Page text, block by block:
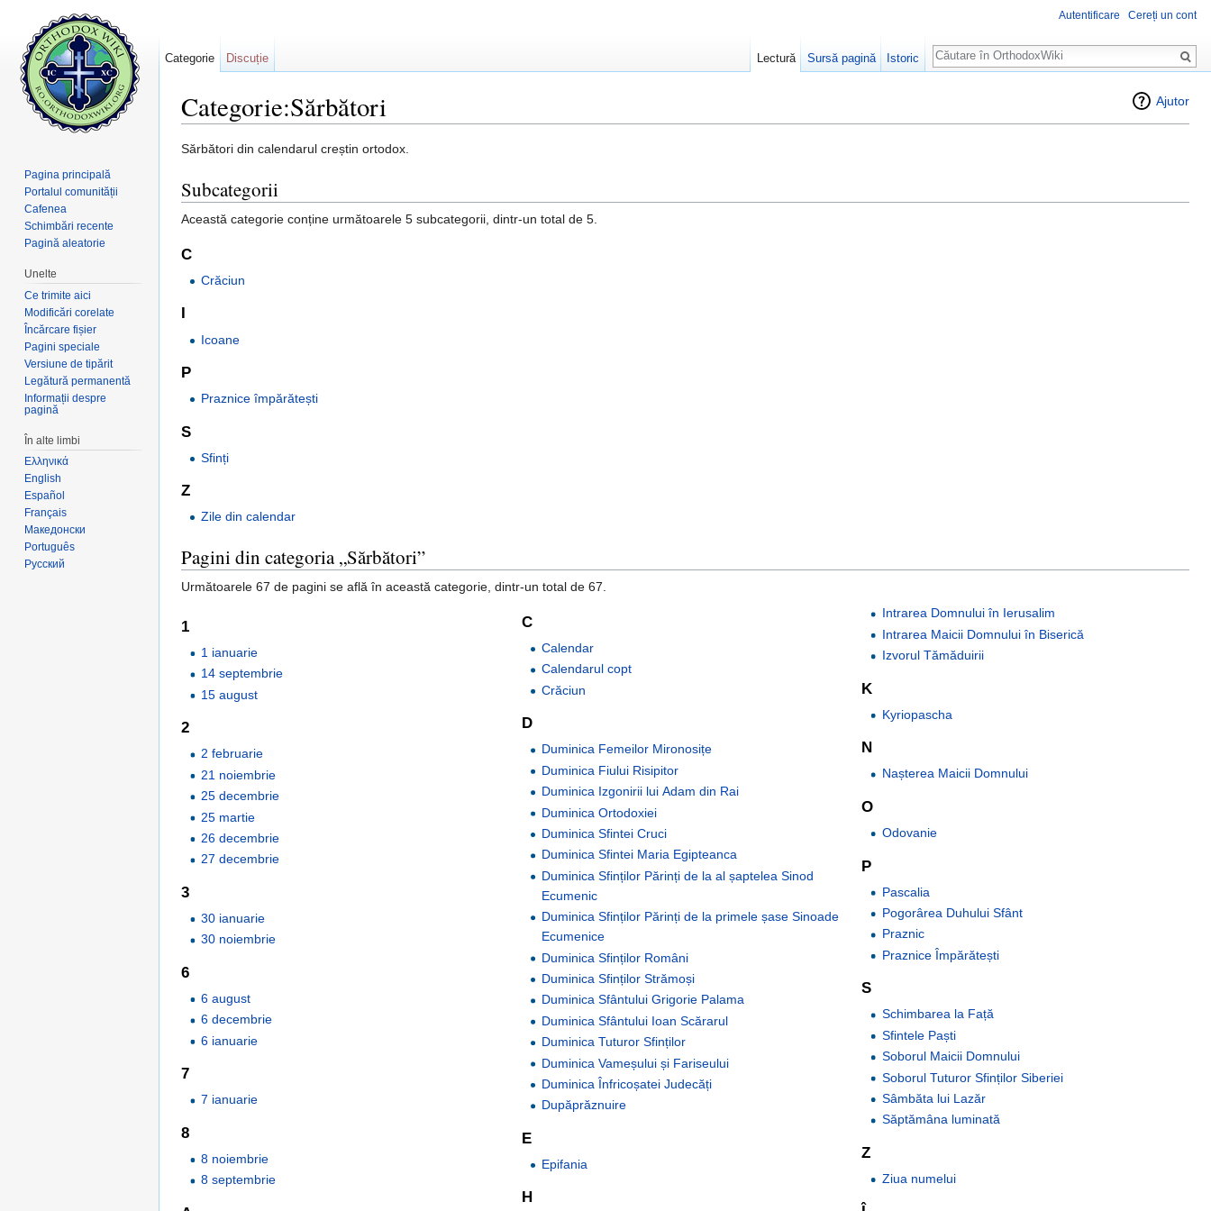
Ajutor
Categorie:Sărbători
Sărbători din calendarul creștin ortodox.
Subcategorii
Această categorie conține următoarele 5 subcategorii, dintr-un total de 5.
C
Crăciun
Icoane
P
Praznice împărătești
S
Sfinți
Z
Zile din calendar
Pagini din categoria „Sărbători”
Următoarele 67 de pagini se află în această categorie, dintr-un total de 67.
1
1 ianuarie
14 septembrie
15 august
2
2 februarie
21 noiembrie
25 decembrie
25 martie
26 decembrie
27 decembrie
3
30 ianuarie
30 noiembrie
6
6 august
6 decembrie
6 ianuarie
7
7 ianuarie
8
8 noiembrie
8 septembrie
C
Calendar
Calendarul copt
Crăciun
D
Duminica Femeilor Mironosițe
Duminica Fiului Risipitor
Duminica Izgonirii lui Adam din Rai
Duminica Ortodoxiei
Duminica Sfintei Cruci
Duminica Sfintei Maria Egipteanca
Duminica Sfinților Părinți de la al șaptelea Sinod
Ecumenic
Duminica Sfinților Părinți de la primele șase Sinoade
Ecumenice
Duminica Sfinților Români
Duminica Sfinților Strămoși
Duminica Sfântului Grigorie Palama
Duminica Sfântului Ioan Scărarul
Duminica Tuturor Sfinților
Duminica Vameșului și Fariseului
Duminica Înfricoșatei Judecăți
Dupăprăznuire
E
Epifania
H
Intrarea Domnului în Ierusalim
Intrarea Maicii Domnului în Biserică
Izvorul Tămăduirii
K
Kyriopascha
N
Nașterea Maicii Domnului
O
Odovanie
P
Pascalia
Pogorârea Duhului Sfânt
Praznic
Praznice Împărătești
S
Schimbarea la Față
Sfintele Paști
Soborul Maicii Domnului
Soborul Tuturor Sfinților Siberiei
Sâmbăta lui Lazăr
Săptămâna luminată
Z
Ziua numelui
Autentificare Cereți un cont
Categorie Discuție Lectură Sursă pagină Istoric
Căutare
Pagina principală
Portalul comunității
Cafenea
Schimbări recente
Pagină aleatorie
Unelte
Ce trimite aici
Modificări corelate
Încărcare fișier
Pagini speciale
Versiune de tipărit
Legătură permanentă
Informații despre
pagină
În alte limbi
Ελληνικά
English
Español
Français
Македонски
Português
Русский